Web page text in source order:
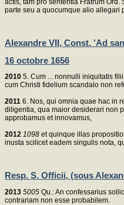
parte seu a quocumque alio allegari
Alexandre VII, Const. 'Ad
16 octobre 1656
2010 5. Cum ... nonnulli iniquitatis
cum Christi fidelium scandalo non
2011 6. Nos, qui omnia quae hac in
diligentia, qua maior desiderari non
approbamus et innovamus,
2012 1098 et quinque illas
inusta scilicet eadem singulis nota,
Resp. S. Officii, (sous
2013 5005 Qu.: An confessarius
contrariam non esse probabilem.